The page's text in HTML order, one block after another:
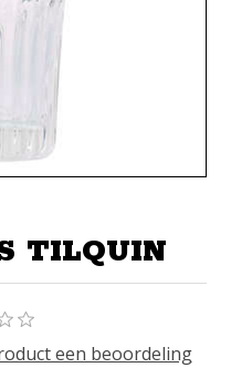
TILQUIN
een beoordeling